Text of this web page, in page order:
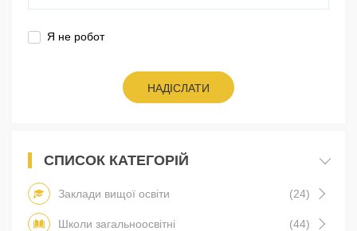
Я не робот
НАДІСЛАТИ
СПИСОК КАТЕГОРІЙ
Заклади вищої освіти (24)
Школи загальноосвітні (44)